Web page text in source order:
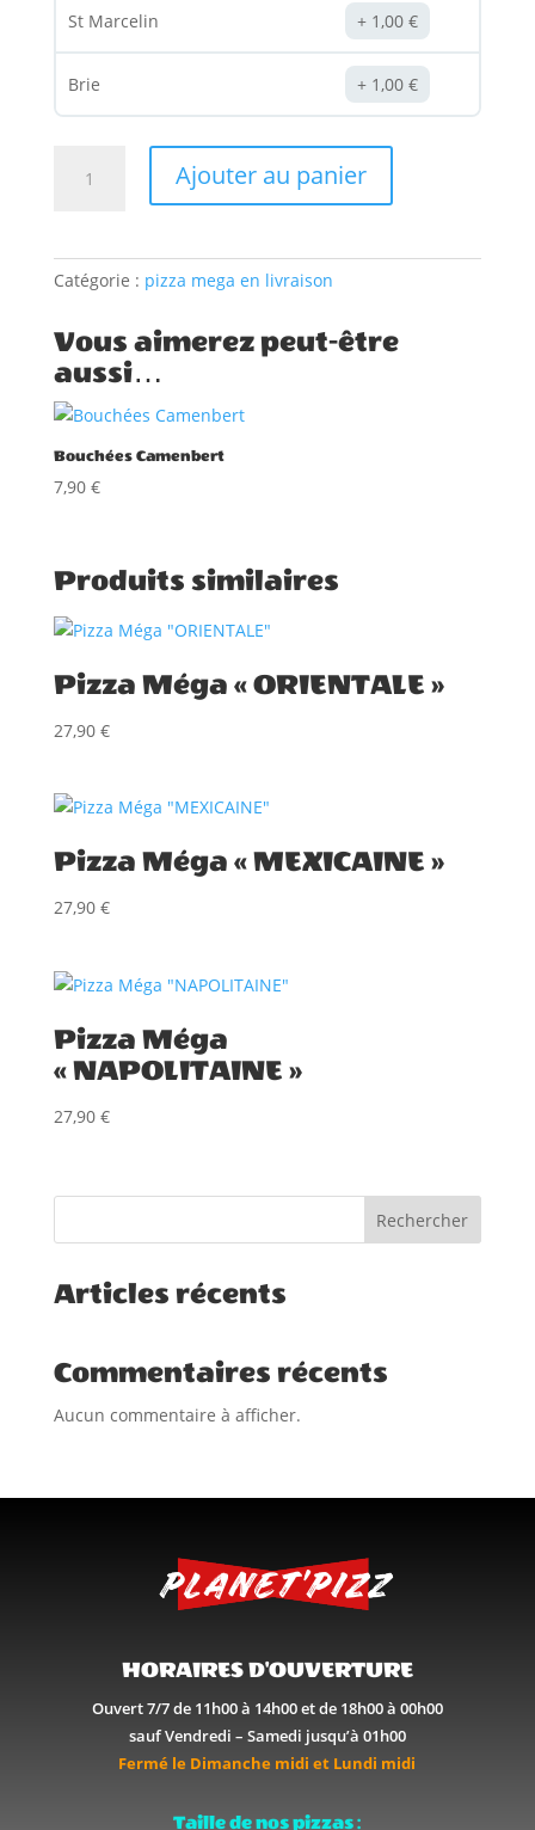
St Marcelin 1,00€
Brie 1,00€
"BROOKLYN"
Ajouter au panier
Catégorie : pizza mega en livraison
Vous aimerez peut-être
aussi…
Bouchées Camenbert
7,90 €
Produits similaires
Pizza Méga « ORIENTALE »
27,90 €
Pizza Méga « MEXICAINE »
27,90 €
Pizza Méga
« NAPOLITAINE »
27,90 €
Rechercher
Articles récents
Commentaires récents
Aucun commentaire à afficher.
HORAIRES D'OUVERTURE
Ouvert 7/7 de 11h00 à 14h00 et de 18h00 à 00h00
sauf Vendredi – Samedi jusqu’à 01h00
Fermé le Dimanche midi et Lundi midi
Taille de nos pizzas :